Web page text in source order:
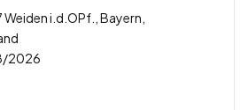
i.d.OPf., Bayern,
2026